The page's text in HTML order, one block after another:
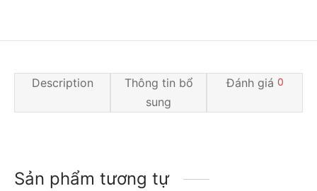
Description
Thông tin bổ
sung
Đánh giá 0
Sản phẩm tương tự